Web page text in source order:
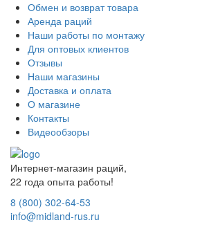
Обмен и возврат товара
Аренда раций
Наши работы по монтажу
Для оптовых клиентов
Отзывы
Наши магазины
Доставка и оплата
О магазине
Контакты
Видеообзоры
Интернет-магазин раций,
22 года опыта работы!
8 (800) 302-64-53
info@midland-rus.ru